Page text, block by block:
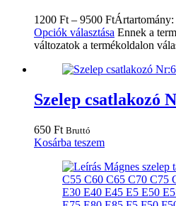
1200 Ft – 9500 Ft
Opciók választása Ennek a
változatok a termékoldalon
Szelep csatlakozó
650 Ft Bruttó
Kosárba teszem